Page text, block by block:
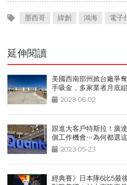
墨西哥 緯創 鴻海 電子
延伸閱讀
美國西南部州掀台廠爭
手吸金，多家業者月底
2023-06-02
跟進大客戶特斯拉！廣
個工作機會…為何都選
2023-05-23
經典賽》日本隊6比5最